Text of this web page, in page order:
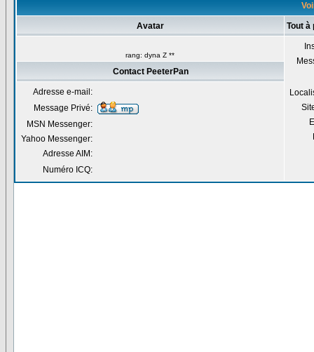
Avatar Tout à
rang: dyna Z **
Contact PeeterPan
Adresse e-mail:
Message Privé:
MSN Messenger:
Yahoo Messenger:
Adresse AIM:
Numéro ICQ: